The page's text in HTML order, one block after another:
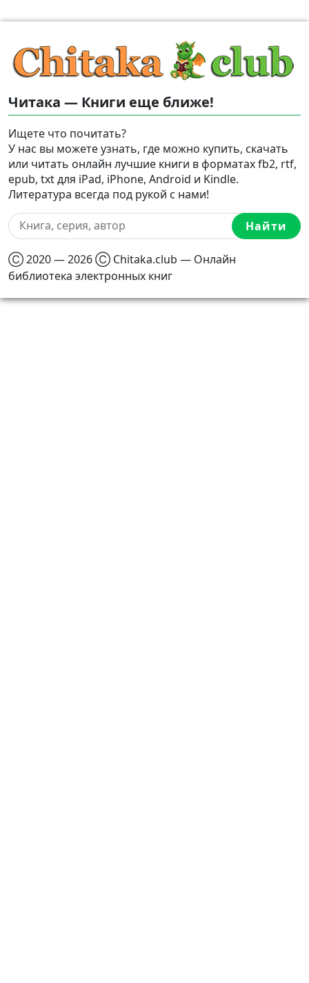
Читака — Книги еще ближе!
Ищете что почитать?
У нас вы можете узнать, где можно купить, скачать
или читать онлайн лучшие книги в форматах fb2, rtf,
epub, txt для iPad, iPhone, Android и Kindle.
Литература всегда под рукой с нами!
Найти
Ⓒ 2020 — 2026 Ⓒ Chitaka.club — Онлайн
библиотека электронных книг